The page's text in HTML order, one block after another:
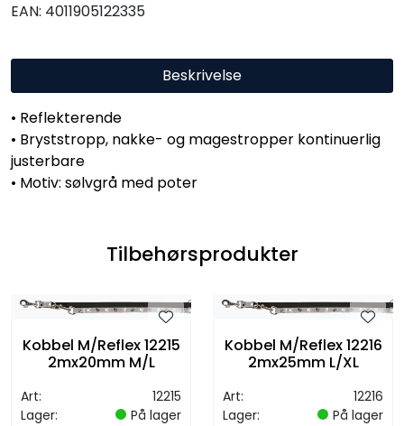
EAN: 4011905122335
Beskrivelse
• Reflekterende
• Bryststropp, nakke- og magestropper kontinuerlig
justerbare
• Motiv: sølvgrå med poter
Tilbehørsprodukter
Kobbel M/Reflex 12215
2mx20mm M/L
Art:
12215
Lager:
På lager
Kobbel M/Reflex 12216
2mx25mm L/XL
Art:
12216
Lager:
På lager